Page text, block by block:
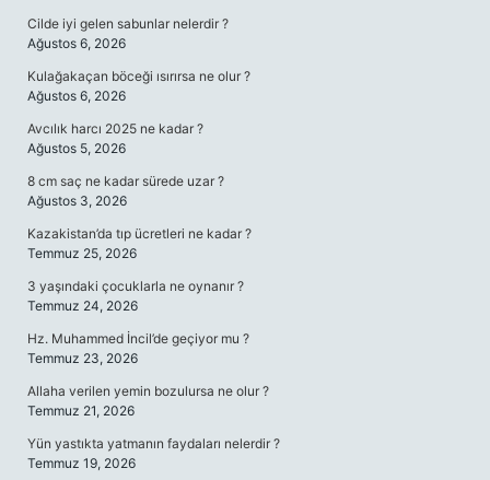
Cilde iyi gelen sabunlar nelerdir ?
Ağustos 6, 2026
Kulağakaçan böceği ısırırsa ne olur ?
Ağustos 6, 2026
Avcılık harcı 2025 ne kadar ?
Ağustos 5, 2026
8 cm saç ne kadar sürede uzar ?
Ağustos 3, 2026
Kazakistan’da tıp ücretleri ne kadar ?
Temmuz 25, 2026
3 yaşındaki çocuklarla ne oynanır ?
Temmuz 24, 2026
Hz. Muhammed İncil’de geçiyor mu ?
Temmuz 23, 2026
Allaha verilen yemin bozulursa ne olur ?
Temmuz 21, 2026
Yün yastıkta yatmanın faydaları nelerdir ?
Temmuz 19, 2026